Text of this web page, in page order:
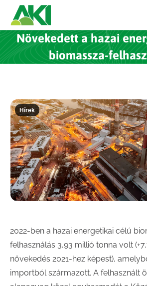
Növekedett a hazai
biomassza-
Hírek
2022-ben a hazai energetikai célú
felhasználás 3,93 millió tonna volt
növekedés 2021-hez képest),
importból származott. A felhasznált